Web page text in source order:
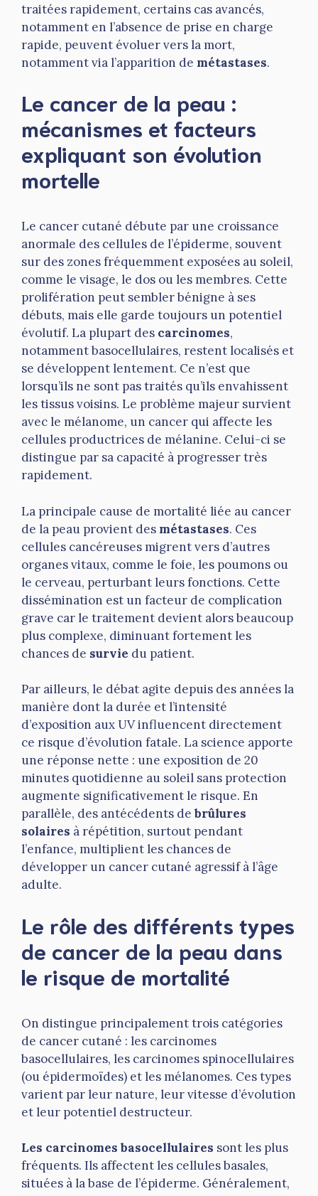
traitées rapidement, certains cas avancés,
notamment en l’absence de prise en charge
rapide, peuvent évoluer vers la mort,
notamment via l’apparition de métastases.
Le cancer de la peau :
mécanismes et facteurs
expliquant son évolution
mortelle
Le cancer cutané débute par une croissance
anormale des cellules de l’épiderme, souvent
sur des zones fréquemment exposées au soleil,
comme le visage, le dos ou les membres. Cette
prolifération peut sembler bénigne à ses
débuts, mais elle garde toujours un potentiel
évolutif. La plupart des carcinomes,
notamment basocellulaires, restent localisés et
se développent lentement. Ce n’est que
lorsqu’ils ne sont pas traités qu’ils envahissent
les tissus voisins. Le problème majeur survient
avec le mélanome, un cancer qui affecte les
cellules productrices de mélanine. Celui-ci se
distingue par sa capacité à progresser très
rapidement.
La principale cause de mortalité liée au cancer
de la peau provient des métastases. Ces
cellules cancéreuses migrent vers d’autres
organes vitaux, comme le foie, les poumons ou
le cerveau, perturbant leurs fonctions. Cette
dissémination est un facteur de complication
grave car le traitement devient alors beaucoup
plus complexe, diminuant fortement les
chances de survie du patient.
Par ailleurs, le débat agite depuis des années la
manière dont la durée et l’intensité
d’exposition aux UV influencent directement
ce risque d’évolution fatale. La science apporte
une réponse nette : une exposition de 20
minutes quotidienne au soleil sans protection
augmente significativement le risque. En
parallèle, des antécédents debrûlures
solaires à répétition, surtout pendant
l’enfance, multiplient les chances de
développer un cancer cutané agressif à l’âge
adulte.
Le rôle des différents types
de cancer de la peau dans
le risque de mortalité
On distingue principalement trois catégories
de cancer cutané : les carcinomes
basocellulaires, les carcinomes spinocellulaires
(ou épidermoïdes) et les mélanomes. Ces types
varient par leur nature, leur vitesse d’évolution
et leur potentiel destructeur.
Les carcinomes basocellulaires sont les plus
fréquents. Ils affectent les cellules basales,
situées à la base de l’épiderme. Généralement,